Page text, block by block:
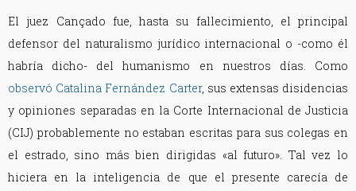
El juez Cançado fue, hasta su fallecimiento, el principal
defensor del naturalismo jurídico internacional o -como él
habría dicho- del humanismo en nuestros días. Como
observó Catalina Fernández Carter, sus extensas disidencias
y opiniones separadas en la Corte Internacional de Justicia
(CIJ) probablemente no estaban escritas para sus colegas en
el estrado, sino más bien dirigidas «al futuro». Tal vez lo
hiciera en la inteligencia de que el presente carecía de